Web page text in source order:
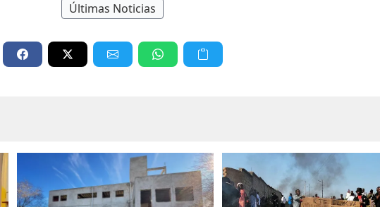
Últimas Noticias